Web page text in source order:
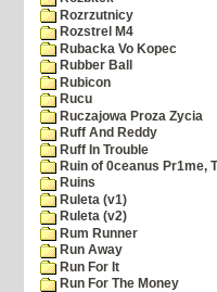
Rozrzutnicy
Rozstrel M4
Rubacka Vo Kopec
Rubber Ball
Rubicon
Rucu
Ruczajowa Proza Zycia
Ruff And Reddy
Ruff In Trouble
Ruin of 0ceanus Pr1me,
Ruins
Ruleta (v1)
Ruleta (v2)
Rum Runner
Run Away
Run For It
Run For The Money